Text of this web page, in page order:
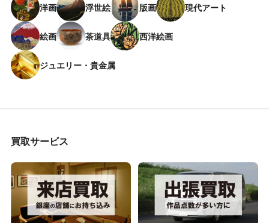
洋画 浮世絵 版画 現代アート
絵画 茶道具 西洋絵画
ジュエリー・貴金属
買取サービス